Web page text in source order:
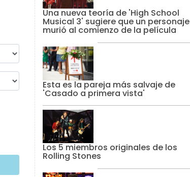
Una nueva teoría de 'High School
Musical 3' sugiere que un personaje
murió al comienzo de la película
Esta es la pareja más salvaje de
'Casado a primera vista'
Los 5 miembros originales de los
Rolling Stones